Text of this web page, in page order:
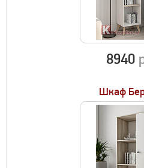
8940
Шкаф